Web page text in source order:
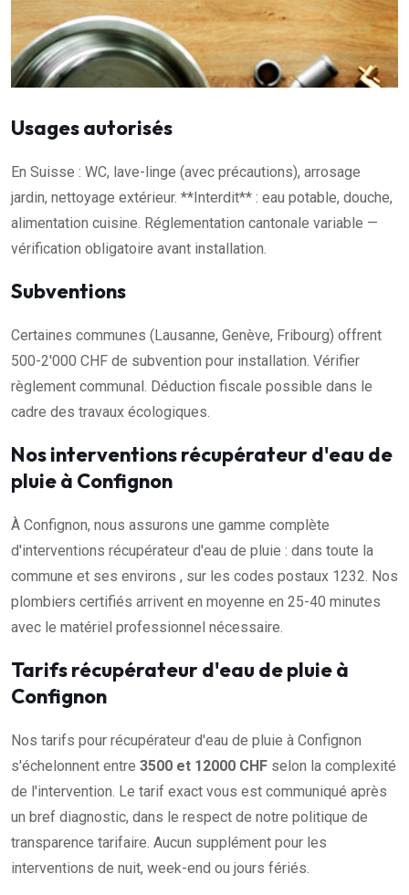
Usages autorisés
En Suisse : WC, lave-linge (avec précautions), arrosage
jardin, nettoyage extérieur. **Interdit** : eau potable, douche,
alimentation cuisine. Réglementation cantonale variable —
vérification obligatoire avant installation.
Subventions
Certaines communes (Lausanne, Genève, Fribourg) offrent
500-2'000 CHF de subvention pour installation. Vérifier
règlement communal. Déduction fiscale possible dans le
cadre des travaux écologiques.
Nos interventions récupérateur d'eau de
pluie à Confignon
À Confignon, nous assurons une gamme complète
d'interventions récupérateur d'eau de pluie : dans toute la
commune et ses environs , sur les codes postaux 1232. Nos
plombiers certifiés arrivent en moyenne en 25-40 minutes
avec le matériel professionnel nécessaire.
Tarifs récupérateur d'eau de pluie à
Confignon
Nos tarifs pour récupérateur d'eau de pluie à Confignon
s'échelonnent entre 3500 et 12000 CHF selon la complexité
de l'intervention. Le tarif exact vous est communiqué après
un bref diagnostic, dans le respect de notre politique de
transparence tarifaire. Aucun supplément pour les
interventions de nuit, week-end ou jours fériés.